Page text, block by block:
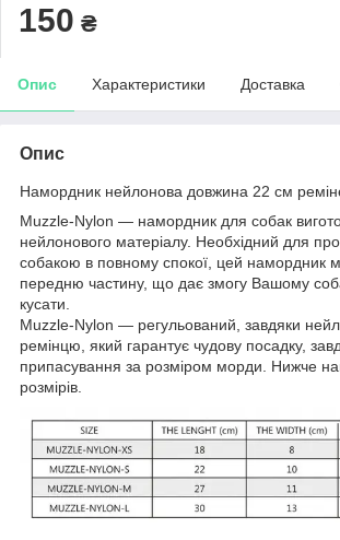
150 ₴
Опис Характеристики Доставка
Опис
Намордник нейлонова довжина 22 см
Muzzle-Nylon — намордник для собак
нейлонового матеріалу. Необхідний для
собакою в повному спокої, цей намордник
передню частину, що дає змогу Вашому
кусати.
Muzzle-Nylon — регульований, завдяки
ремінцю, який гарантує чудову посадку,
припасування за розміром морди. Нижче
розмірів.